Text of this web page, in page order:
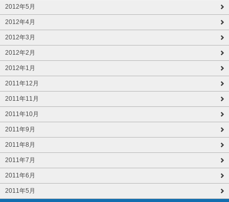
2012年5月
2012年4月
2012年3月
2012年2月
2012年1月
2011年12月
2011年11月
2011年10月
2011年9月
2011年8月
2011年7月
2011年6月
2011年5月